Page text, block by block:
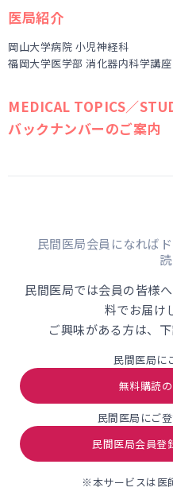
医局紹介
岡山大学病院 小児神経科
福岡大学医学部 消化器内科学講座
MEDICAL TOPICS／
バックナンバーのご案内
民間医局会員になれば
民間医局では会員の皆様
料でお届け
ご興味がある方は、
民間医局に
無料購読
民間医局にご
民間医局会員登
※本サービスは医